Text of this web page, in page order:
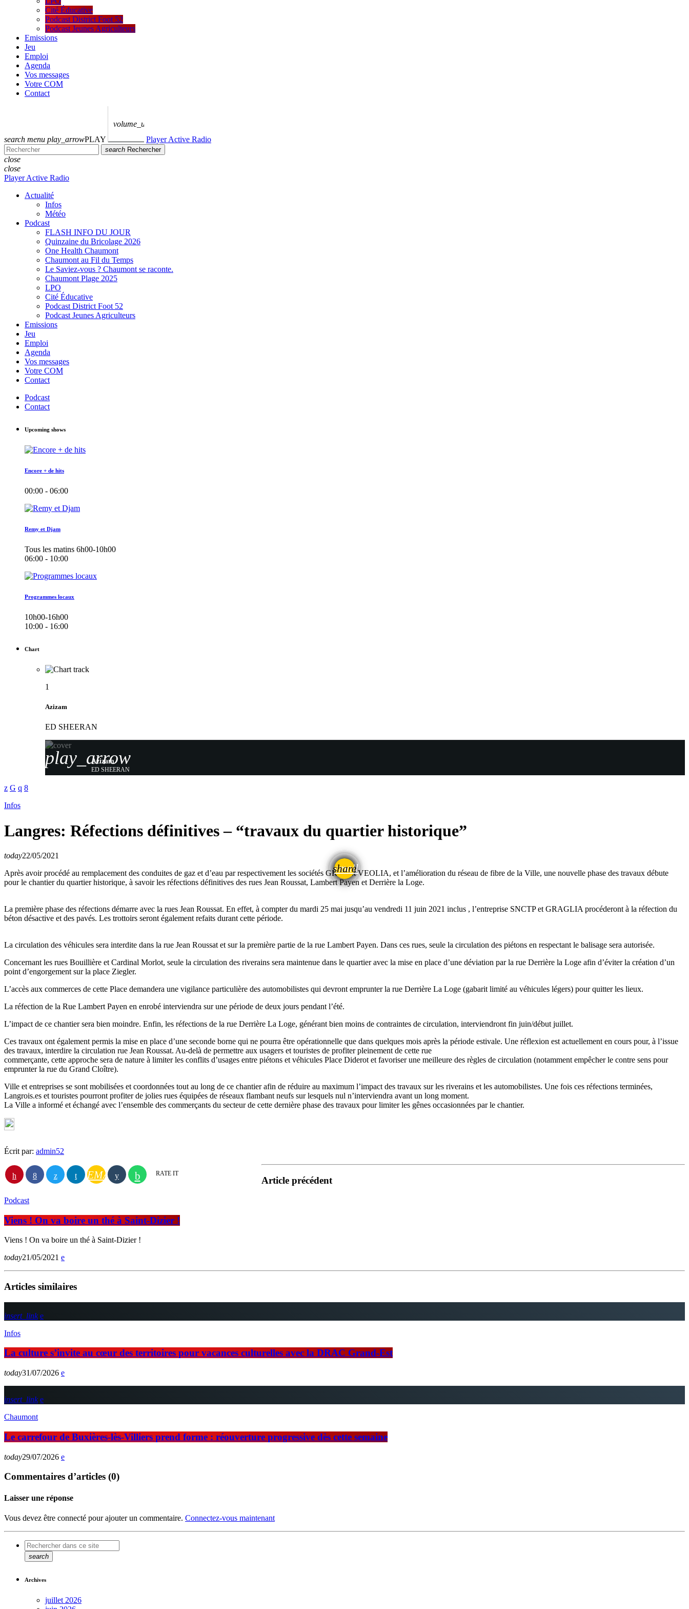
Cité Éducative
Podcast District Foot 52
Podcast Jeunes Agriculteurs
Emissions
Jeu
Emploi
Agenda
Vos messages
Votre COM
Contact
search menu play_arrowPLAY
volume_up
Player Active Radio
search Rechercher
close
close
Player Active Radio
Actualité
Infos
Météo
Podcast
FLASH INFO DU JOUR
Quinzaine du Bricolage 2026
One Health Chaumont
Chaumont au Fil du Temps
Le Saviez-vous ? Chaumont se raconte.
Chaumont Plage 2025
LPO
Cité Éducative
Podcast District Foot 52
Podcast Jeunes Agriculteurs
Emissions
Jeu
Emploi
Agenda
Vos messages
Votre COM
Contact
Podcast
Contact
Upcoming shows
Encore + de hits
00:00 - 06:00
Remy et Djam
Tous les matins 6h00-10h00
06:00 - 10:00
Programmes locaux
10h00-16h00
10:00 - 16:00
Chart
1
Azizam
ED SHEERAN
play_arrow
Azizam
ED SHEERAN
Infos
Langres: Réfections définitives – “travaux du quartier historique”
today22/05/2021
share
email
Après avoir procédé au remplacement des conduites de gaz et d’eau par respectivement les sociétés GRDF et VEOLIA, et l’amélioration du réseau de fibre de la Ville, une nouvelle phase des travaux débute
pour le chantier du quartier historique, à savoir les réfections définitives des rues Jean Roussat, Lambert Payen et Derrière la Loge.
La première phase des réfections démarre avec la rues Jean Roussat. En effet, à compter du mardi 25 mai jusqu’au vendredi 11 juin 2021 inclus , l’entreprise SNCTP et GRAGLIA procéderont à la réfection du
béton désactive et des pavés. Les trottoirs seront également refaits durant cette période.
La circulation des véhicules sera interdite dans la rue Jean Roussat et sur la première partie de la rue Lambert Payen. Dans ces rues, seule la circulation des piétons en respectant le balisage sera autorisée.
Concernant les rues Bouillière et Cardinal Morlot, seule la circulation des riverains sera maintenue dans le quartier avec la mise en place d’une déviation par la rue Derrière la Loge afin d’éviter la création d’un
point d’engorgement sur la place Ziegler.
L’accès aux commerces de cette Place demandera une vigilance particulière des automobilistes qui devront emprunter la rue Derrière La Loge (gabarit limité au véhicules légers) pour quitter les lieux.
La réfection de la Rue Lambert Payen en enrobé interviendra sur une période de deux jours pendant l’été.
L’impact de ce chantier sera bien moindre. Enfin, les réfections de la rue Derrière La Loge, générant bien moins de contraintes de circulation, interviendront fin juin/début juillet.
Ces travaux ont également permis la mise en place d’une seconde borne qui ne pourra être opérationnelle que dans quelques mois après la période estivale. Une réflexion est actuellement en cours pour, à l’issue
des travaux, interdire la circulation rue Jean Roussat. Au-delà de permettre aux usagers et touristes de profiter pleinement de cette rue
commerçante, cette approche sera de nature à limiter les conflits d’usages entre piétons et véhicules Place Diderot et favoriser une meilleure des règles de circulation (notamment empêcher le contre sens pour
emprunter la rue du Grand Cloître).
Ville et entreprises se sont mobilisées et coordonnées tout au long de ce chantier afin de réduire au maximum l’impact des travaux sur les riverains et les automobilistes. Une fois ces réfections terminées,
Langrois.es et touristes pourront profiter de jolies rues équipées de réseaux flambant neufs sur lesquels nul n’interviendra avant un long moment.
La Ville a informé et échangé avec l’ensemble des commerçants du secteur de cette dernière phase des travaux pour limiter les gênes occasionnées par le chantier.
Écrit par: admin52
EMAIL RATE IT
Article précédent
Podcast
Viens ! On va boire un thé à Saint-Dizier !
Viens ! On va boire un thé à Saint-Dizier !
today21/05/2021
Articles similaires
insert_link
Infos
La culture s’invite au cœur des territoires pour vacances culturelles avec la DRAC Grand-Est
today31/07/2026
insert_link
Chaumont
Le carrefour de Buxières-lès-Villiers prend forme : réouverture progressive dès cette semaine
today29/07/2026
Commentaires d’articles (0)
Laisser une réponse
Vous devez être connecté pour ajouter un commentaire. Connectez-vous maintenant
search
Archives
juillet 2026